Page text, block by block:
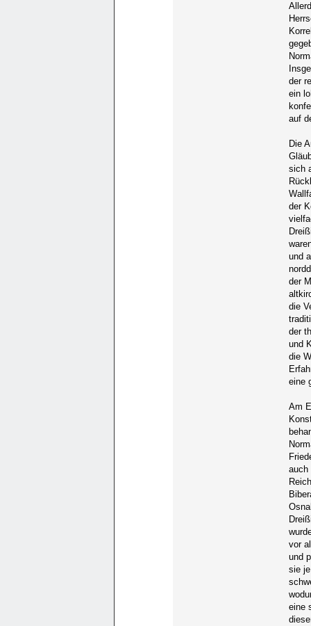
der
ein
auf
Die
sich
der
und
der
die
der
und
die
eine
Am
auch
vor
und
sie
eine